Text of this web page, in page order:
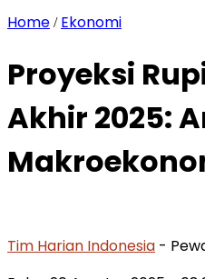
Home / Ekonomi
Proyeksi
Akhir 2025:
Tim Harian Indonesia -